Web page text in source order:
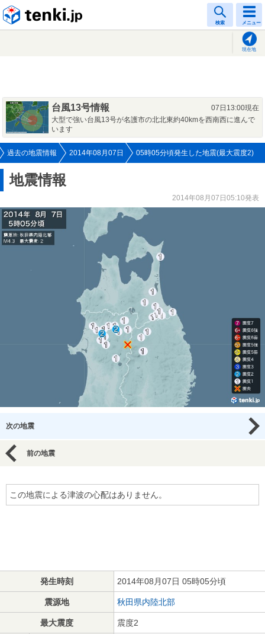
検索 メニュー
現在地
台風13号情報
07日13:00現在
大型で強い台風13号が名護市の北北東約40kmを西南西に進んで
います
過去の地震情報 2014年08月07日 05時05分頃発生した地震(最大震度2)
地震情報
2014年08月07日05:10発表
次の地震
前の地震
この地震による津波の心配はありません。
発生時刻 2014年08月07日 05時05分頃
震源地 秋田県内陸北部
最大震度 震度2